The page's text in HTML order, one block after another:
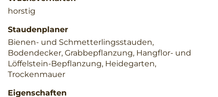
horstig
Staudenplaner
Bienen- und Schmetterlingsstauden,
Bodendecker, Grabbepflanzung, Hangflor- und
Löffelstein-Bepflanzung, Heidegarten,
Trockenmauer
Eigenschaften